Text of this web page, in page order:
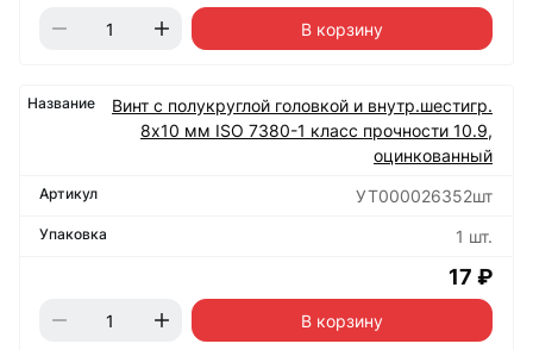
В корзину
Винт с полукруглой головкой и внутр.шестигр.
8х10 мм ISO 7380-1 класс прочности 10.9,
оцинкованный
УТ000026352шт
1 шт.
17 ₽
В корзину